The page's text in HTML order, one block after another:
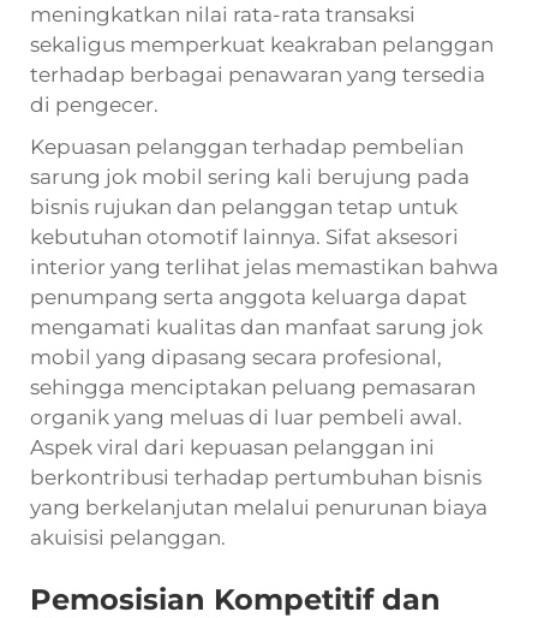
meningkatkan nilai rata-rata transaksi
sekaligus memperkuat keakraban pelanggan
terhadap berbagai penawaran yang tersedia
di pengecer.
Kepuasan pelanggan terhadap pembelian
sarung jok mobil sering kali berujung pada
bisnis rujukan dan pelanggan tetap untuk
kebutuhan otomotif lainnya. Sifat aksesori
interior yang terlihat jelas memastikan bahwa
penumpang serta anggota keluarga dapat
mengamati kualitas dan manfaat sarung jok
mobil yang dipasang secara profesional,
sehingga menciptakan peluang pemasaran
organik yang meluas di luar pembeli awal.
Aspek viral dari kepuasan pelanggan ini
berkontribusi terhadap pertumbuhan bisnis
yang berkelanjutan melalui penurunan biaya
akuisisi pelanggan.
Pemosisian Kompetitif dan